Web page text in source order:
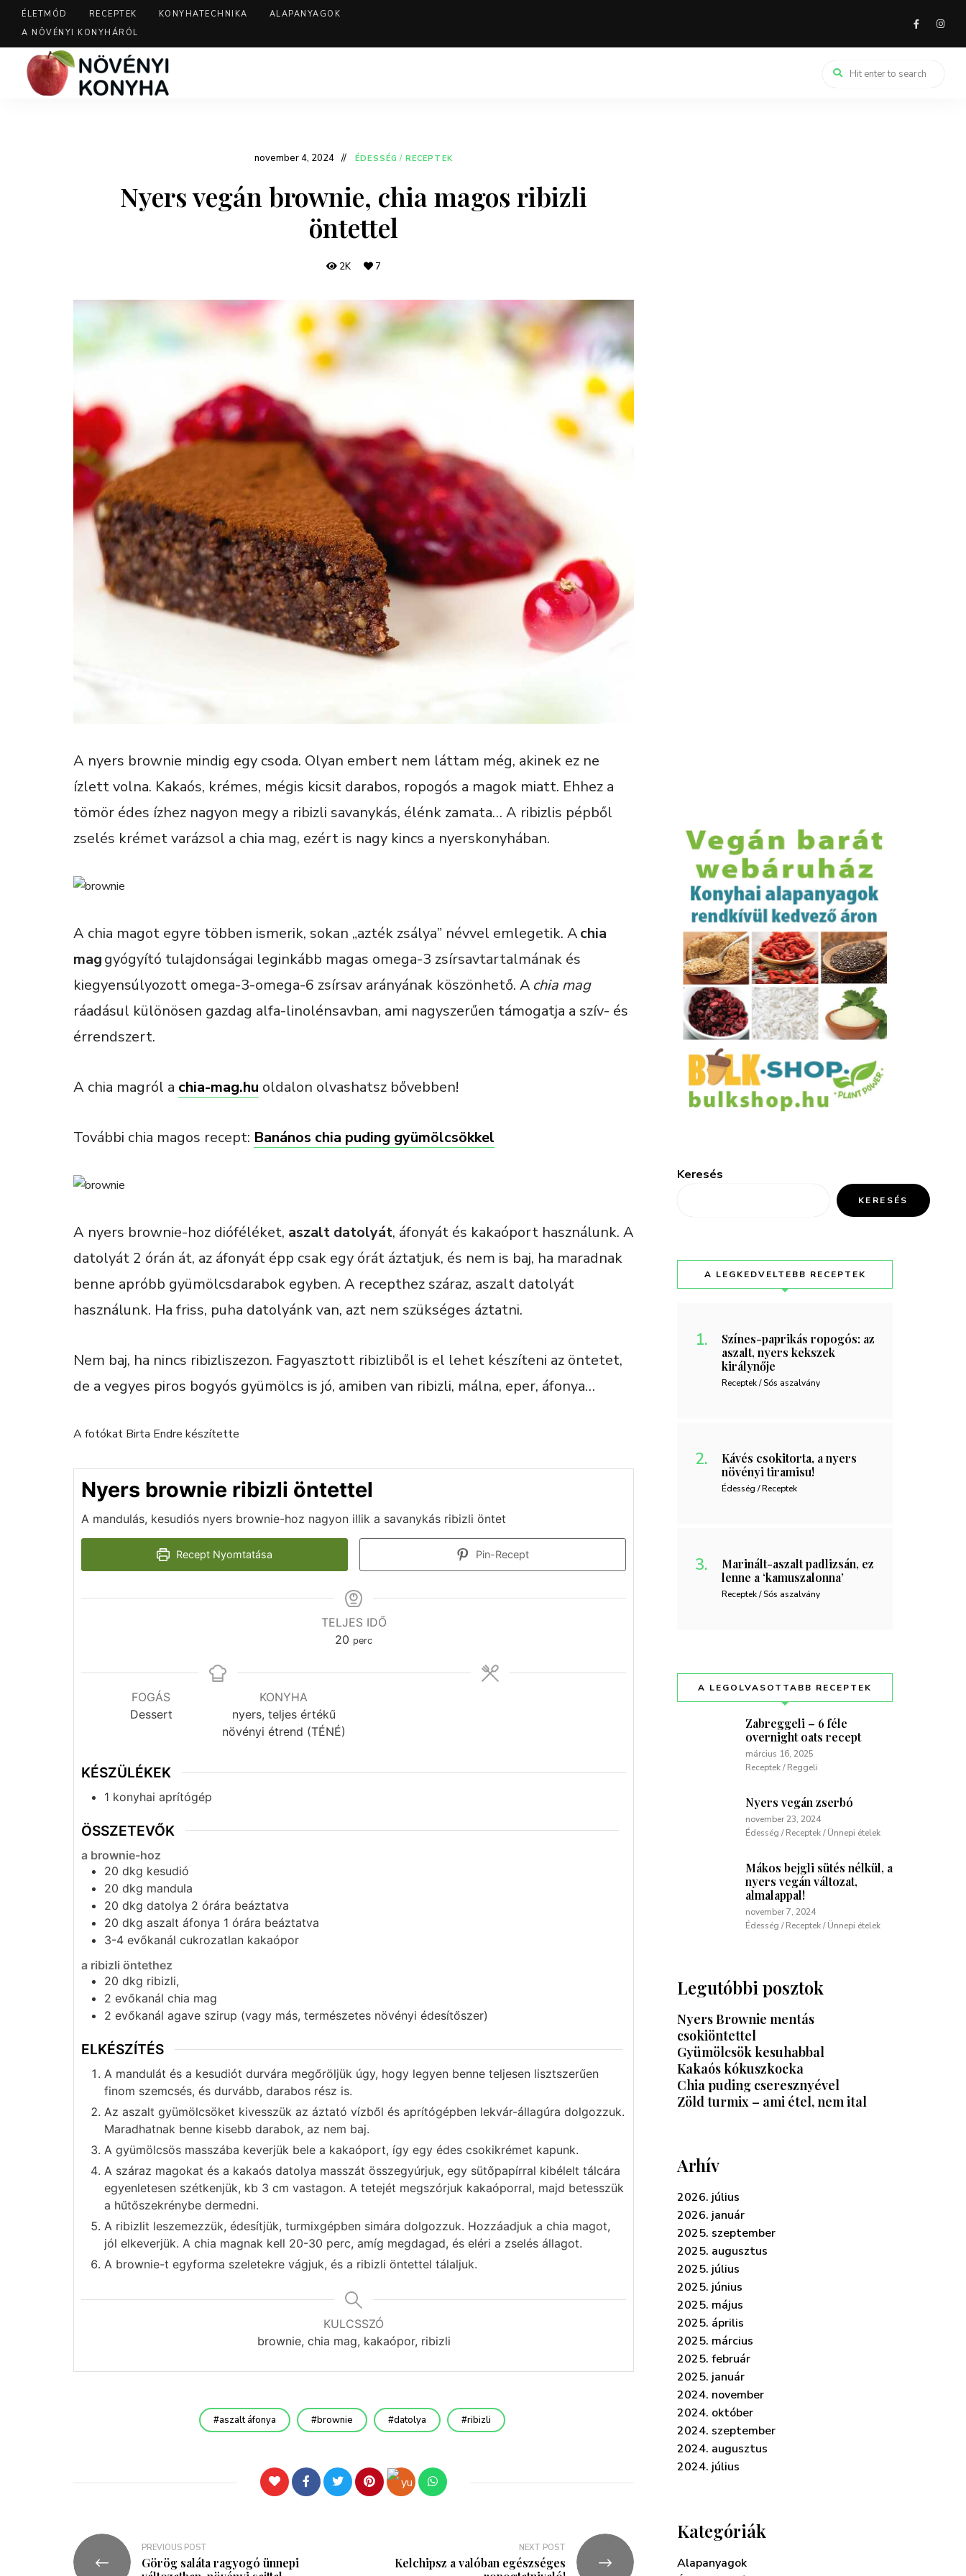
ÉLETMÓD RECEPTEK KONYHATECHNIKA
ALAPANYAGOK
A NÖVÉNYI KONYHÁRÓL
november 4, 2024 ÉDESSÉG / RECEPTEK
Nyers vegán brownie, chia magos ribizli
öntettel
2K 7
A nyers brownie mindig egy csoda. Olyan embert nem láttam még, akinek ez ne
ízlett volna. Kakaós, krémes, mégis kicsit darabos, ropogós a magok miatt. Ehhez a
tömör édes ízhez nagyon megy a ribizli savanykás, élénk zamata… A ribizlis pépből
zselés krémet varázsol a chia mag, ezért is nagy kincs a nyerskonyhában.
A chia magot egyre többen ismerik, sokan „azték zsálya” névvel emlegetik. Achia
maggyógyító tulajdonságai leginkább magas omega-3 zsírsavtartalmának és
kiegyensúlyozott omega-3-omega-6 zsírsav arányának köszönhető. A chia mag
ráadásul különösen gazdag alfa-linolénsavban, ami nagyszerűen támogatja a szív- és
érrendszert.
A chia magról a chia-mag.hu oldalon olvashatsz bővebben!
További chia magos recept: Banános chia puding gyümölcsökkel
A nyers brownie-hoz dióféléket, aszalt datolyát, áfonyát és kakaóport használunk. A
datolyát 2 órán át, az áfonyát épp csak egy órát áztatjuk, és nem is baj, ha maradnak
benne apróbb gyümölcsdarabok egyben. A recepthez száraz, aszalt datolyát
használunk. Ha friss, puha datolyánk van, azt nem szükséges áztatni.
Nem baj, ha nincs ribizliszezon. Fagyasztott ribizliből is el lehet készíteni az öntetet,
de a vegyes piros bogyós gyümölcs is jó, amiben van ribizli, málna, eper, áfonya…
A fotókat Birta Endre készítette
Nyers brownie ribizli öntettel
A mandulás, kesudiós nyers brownie-hoz nagyon illik a savanykás ribizli öntet
Recept Nyomtatása Pin-Recept
TELJES IDŐ
20 perc
FOGÁS
Dessert
KONYHA
nyers, teljes értékű
növényi étrend (TÉNÉ)
KÉSZÜLÉKEK
1 konyhai aprítógép
ÖSSZETEVŐK
a brownie-hoz
20 dkg kesudió
20 dkg mandula
20 dkg datolya 2 órára beáztatva
20 dkg aszalt áfonya 1 órára beáztatva
3-4 evőkanál cukrozatlan kakaópor
a ribizli öntethez
20 dkg ribizli,
2 evőkanál chia mag
2 evőkanál agave szirup (vagy más, természetes növényi édesítőszer)
ELKÉSZÍTÉS
A mandulát és a kesudiót durvára megőröljük úgy, hogy legyen benne teljesen lisztszerűen
finom szemcsés, és durvább, darabos rész is.
Az aszalt gyümölcsöket kivesszük az áztató vízből és aprítógépben lekvár-állagúra dolgozzuk.
Maradhatnak benne kisebb darabok, az nem baj.
A gyümölcsös masszába keverjük bele a kakaóport, így egy édes csokikrémet kapunk.
A száraz magokat és a kakaós datolya masszát összegyúrjuk, egy sütőpapírral kibélelt tálcára
egyenletesen szétkenjük, kb 3 cm vastagon. A tetejét megszórjuk kakaóporral, majd betesszük
a hűtőszekrénybe dermedni.
A ribizlit leszemezzük, édesítjük, turmixgépben simára dolgozzuk. Hozzáadjuk a chia magot,
jól elkeverjük. A chia magnak kell 20-30 perc, amíg megdagad, és eléri a zselés állagot.
A brownie-t egyforma szeletekre vágjuk, és a ribizli öntettel tálaljuk.
KULCSSZÓ
brownie, chia mag, kakaópor, ribizli
aszalt áfonya brownie datolya ribizli
PREVIOUS POST
Görög saláta ragyogó ünnepi
NEXT POST
Kelchipsz a valóban egészséges
Keresés
KERESÉS
A LEGKEDVELTEBB RECEPTEK
Színes-paprikás ropogós: az
aszalt, nyers kekszek
királynője
Receptek / Sós aszalvány
Kávés csokitorta, a nyers
növényi tiramisu!
Édesség / Receptek
Marinált-aszalt padlizsán, ez
lenne a ‘kamuszalonna’
Receptek / Sós aszalvány
A LEGOLVASOTTABB RECEPTEK
Zabreggeli – 6 féle
overnight oats recept
március 16, 2025
Receptek / Reggeli
Nyers vegán zserbó
november 23, 2024
Édesség / Receptek / Ünnepi ételek
Mákos bejgli sütés nélkül, a
nyers vegán változat,
almalappal!
november 7, 2024
Édesség / Receptek / Ünnepi ételek
Legutóbbi posztok
Nyers Brownie mentás
csokiöntettel
Gyümölcsök kesuhabbal
Kakaós kókuszkocka
Chia puding cseresznyével
Zöld turmix – ami étel, nem ital
Arhív
2026. július
2026. január
2025. szeptember
2025. augusztus
2025. július
2025. június
2025. május
2025. április
2025. március
2025. február
2025. január
2024. november
2024. október
2024. szeptember
2024. augusztus
2024. július
Kategóriák
Alapanyagok